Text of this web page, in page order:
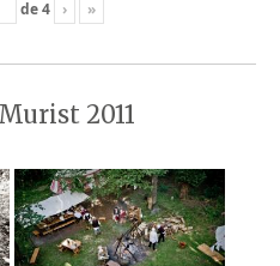
de4 › »
2011